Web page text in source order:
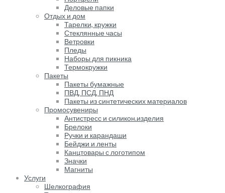
Деловые папки
Отдых и дом
Тарелки, кружки
Стеклянные часы
Ветровки
Пледы
Наборы для пикника
Термокружки
Пакеты
Пакеты бумажные
ПВД, ПСД, ПНД
Пакеты из синтетических материалов
Промосувениры
Антистресс и силикон.изделия
Брелоки
Ручки и карандаши
Бейджи и ленты
Канцтовары с логотипом
Значки
Магниты
Услуги
Шелкография